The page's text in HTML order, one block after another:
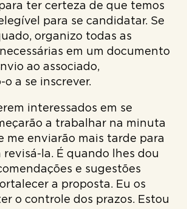
ter certeza de que temos
para se candidatar. Se
organizo todas as
em um documento
ao associado,
a se inscrever.
interessados em se
a trabalhar na minuta
me enviarão mais tarde para
revisá-la. É quando lhes dou
e sugestões
a proposta. Eu os
o controle dos prazos. Estou